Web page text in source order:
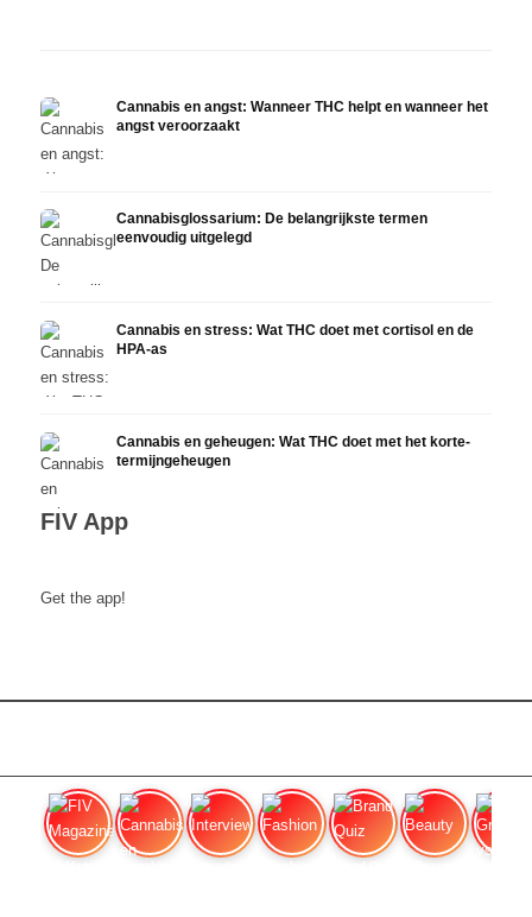
Cannabis en angst: Wanneer THC helpt en wanneer het
angst veroorzaakt
Cannabisglossarium: De belangrijkste termen
eenvoudig uitgelegd
Cannabis en stress: Wat THC doet met cortisol en de
HPA-as
Cannabis en geheugen: Wat THC doet met het korte-
termijngeheugen
FIV App
Get the app!